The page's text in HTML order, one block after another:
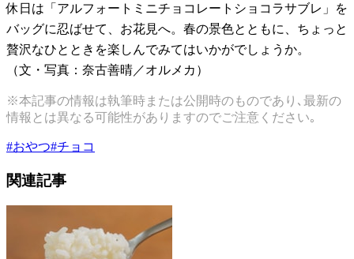
休日は「アルフォートミニチョコレートショコラサブレ」を
バッグに忍ばせて、お花見へ。春の景色とともに、ちょっと
贅沢なひとときを楽しんでみてはいかがでしょうか。
（文・写真：奈古善晴／オルメカ）
※本記事の情報は執筆時または公開時のものであり､最新の
情報とは異なる可能性がありますのでご注意ください｡
#おやつ#チョコ
関連記事